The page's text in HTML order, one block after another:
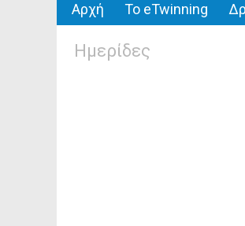
Αρχή Το eTwinning
Ημερίδες